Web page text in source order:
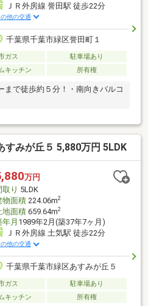
ＪＲ外房線 誉田駅 徒歩22分
の他の交通
千葉県千葉市緑区誉田町１
ガス
駐車場あり
キッチン 所有権
まで徒歩約５分！・南向きバルコ
すみが丘５ 5,880万円 5LDK
万円
取り 5LDK
物面積224.06m2
地面積659.64m2
年月 1989年2月(築37年7ヶ月)
ＪＲ外房線 土気駅 徒歩22分
の他の交通
千葉県千葉市緑区あすみが丘５
ガス
駐車場あり
キッチン 所有権